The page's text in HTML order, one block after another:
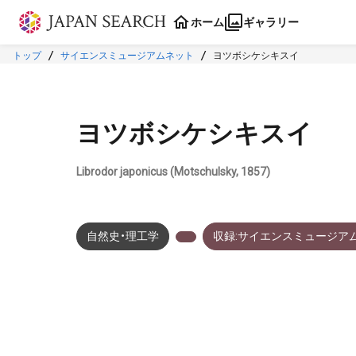
本文に飛ぶ
ホーム ギャラリー
トップ サイエンスミュージアムネット ヨツボシケシキスイ
ヨツボシケシキスイ
Librodor japonicus (Motschulsky, 1857)
自然史・理工学 収録:サイエンスミュージア